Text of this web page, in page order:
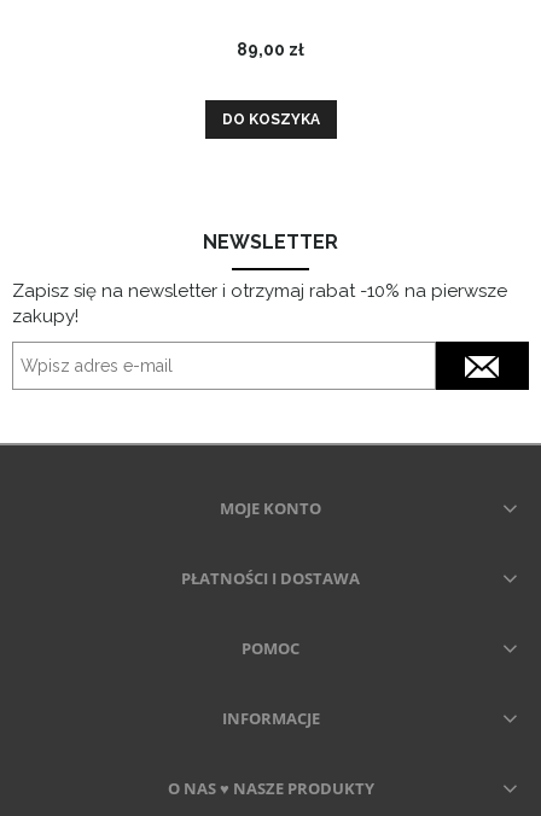
89,00 zł
DO KOSZYKA
NEWSLETTER
Zapisz się na newsletter i otrzymaj rabat -10% na pierwsze
zakupy!
MOJE KONTO
PŁATNOŚCI I DOSTAWA
POMOC
INFORMACJE
O NAS ♥ NASZE PRODUKTY